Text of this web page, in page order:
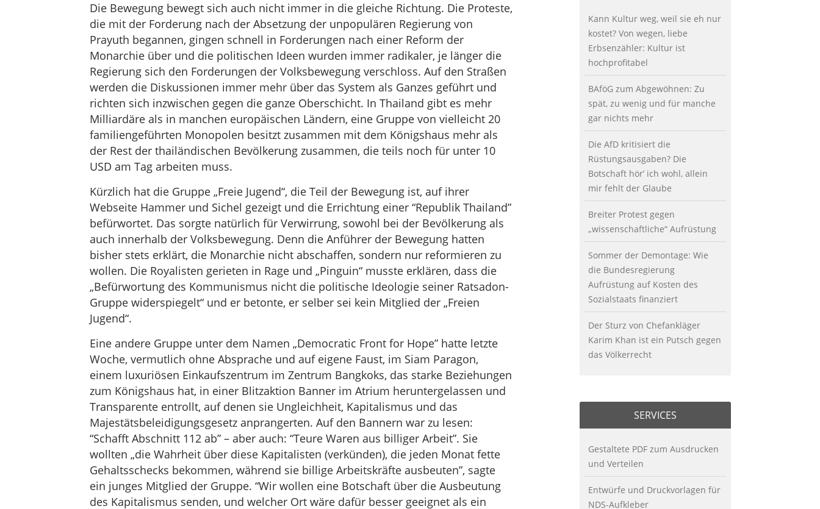
Die Bewegung bewegt sich auch nicht immer in die gleiche Richtung. Die Proteste,
die mit der Forderung nach der Absetzung der unpopulären Regierung von
Prayuth begannen, gingen schnell in Forderungen nach einer Reform der
Monarchie über und die politischen Ideen wurden immer radikaler, je länger die
Regierung sich den Forderungen der Volksbewegung verschloss. Auf den Straßen
werden die Diskussionen immer mehr über das System als Ganzes geführt und
richten sich inzwischen gegen die ganze Oberschicht. In Thailand gibt es mehr
Milliardäre als in manchen europäischen Ländern, eine Gruppe von vielleicht 20
familiengeführten Monopolen besitzt zusammen mit dem Königshaus mehr als
der Rest der thailändischen Bevölkerung zusammen, die teils noch für unter 10
USD am Tag arbeiten muss.
Kürzlich hat die Gruppe „Freie Jugend“, die Teil der Bewegung ist, auf ihrer
Webseite Hammer und Sichel gezeigt und die Errichtung einer “Republik Thailand”
befürwortet. Das sorgte natürlich für Verwirrung, sowohl bei der Bevölkerung als
auch innerhalb der Volksbewegung. Denn die Anführer der Bewegung hatten
bisher stets erklärt, die Monarchie nicht abschaffen, sondern nur reformieren zu
wollen. Die Royalisten gerieten in Rage und „Pinguin“ musste erklären, dass die
„Befürwortung des Kommunismus nicht die politische Ideologie seiner Ratsadon-
Gruppe widerspiegelt“ und er betonte, er selber sei kein Mitglied der „Freien
Jugend“.
Eine andere Gruppe unter dem Namen „Democratic Front for Hope” hatte letzte
Woche, vermutlich ohne Absprache und auf eigene Faust, im Siam Paragon,
einem luxuriösen Einkaufszentrum im Zentrum Bangkoks, das starke Beziehungen
zum Königshaus hat, in einer Blitzaktion Banner im Atrium heruntergelassen und
Transparente entrollt, auf denen sie Ungleichheit, Kapitalismus und das
Majestätsbeleidigungsgesetz anprangerten. Auf den Bannern war zu lesen:
“Schafft Abschnitt 112 ab” – aber auch: “Teure Waren aus billiger Arbeit”. Sie
wollten „die Wahrheit über diese Kapitalisten (verkünden), die jeden Monat fette
Gehaltsschecks bekommen, während sie billige Arbeitskräfte ausbeuten”, sagte
ein junges Mitglied der Gruppe. “Wir wollen eine Botschaft über die Ausbeutung
des Kapitalismus senden, und welcher Ort wäre dafür besser geeignet als ein
Kann Kultur weg, weil sie eh nur
kostet? Von wegen, liebe
Erbsenzähler: Kultur ist
hochprofitabel
BAföG zum Abgewöhnen: Zu
spät, zu wenig und für manche
gar nichts mehr
Die AfD kritisiert die
Rüstungsausgaben? Die
Botschaft hör’ ich wohl, allein
mir fehlt der Glaube
Breiter Protest gegen
„wissenschaftliche“ Aufrüstung
Sommer der Demontage: Wie
die Bundesregierung
Aufrüstung auf Kosten des
Sozialstaats finanziert
Der Sturz von Chefankläger
Karim Khan ist ein Putsch gegen
das Völkerrecht
SERVICES
Gestaltete PDF zum Ausdrucken
und Verteilen
Entwürfe und Druckvorlagen für
NDS-Aufkleber